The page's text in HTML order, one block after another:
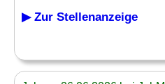
▶ Zur Stellenanzeige